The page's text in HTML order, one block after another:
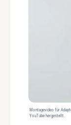
Montagevideo für
YouTube hergestellt.